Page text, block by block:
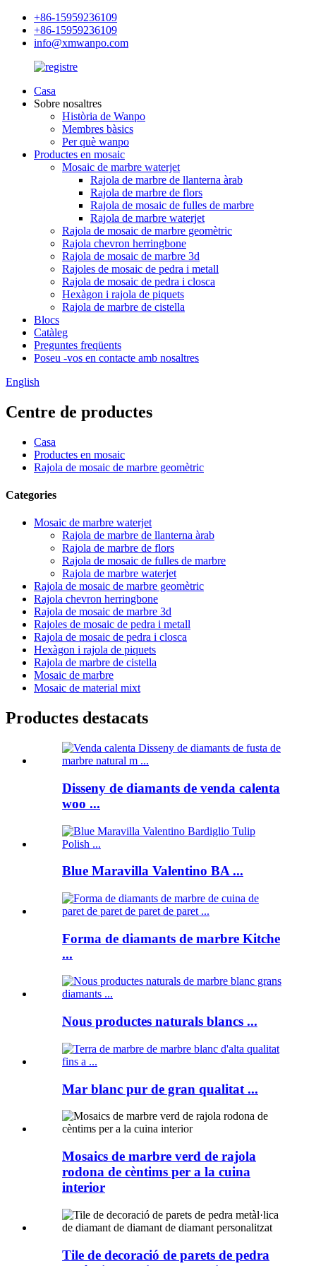
+86-15959236109
+86-15959236109
info@xmwanpo.com
Casa
Sobre nosaltres
Història de Wanpo
Membres bàsics
Per què wanpo
Productes en mosaic
Mosaic de marbre waterjet
Rajola de marbre de llanterna àrab
Rajola de marbre de flors
Rajola de mosaic de fulles de marbre
Rajola de marbre waterjet
Rajola de mosaic de marbre geomètric
Rajola chevron herringbone
Rajola de mosaic de marbre 3d
Rajoles de mosaic de pedra i metall
Rajola de mosaic de pedra i closca
Hexàgon i rajola de piquets
Rajola de marbre de cistella
Blocs
Catàleg
Preguntes freqüents
Poseu -vos en contacte amb nosaltres
English
Centre de productes
Casa
Productes en mosaic
Rajola de mosaic de marbre geomètric
Categories
Mosaic de marbre waterjet
Rajola de marbre de llanterna àrab
Rajola de marbre de flors
Rajola de mosaic de fulles de marbre
Rajola de marbre waterjet
Rajola de mosaic de marbre geomètric
Rajola chevron herringbone
Rajola de mosaic de marbre 3d
Rajoles de mosaic de pedra i metall
Rajola de mosaic de pedra i closca
Hexàgon i rajola de piquets
Rajola de marbre de cistella
Mosaic de marbre
Mosaic de material mixt
Productes destacats
Disseny de diamants de venda calenta
woo ...
Blue Maravilla Valentino BA ...
Forma de diamants de marbre Kitche
...
Nous productes naturals blancs ...
Mar blanc pur de gran qualitat ...
Mosaics de marbre verd de rajola
rodona de cèntims per a la cuina
interior
Tile de decoració de parets de pedra